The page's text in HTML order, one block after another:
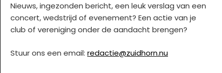
Nieuws, ingezonden bericht, een leuk verslag van een
concert, wedstrijd of evenement? Een actie van je
club of vereniging onder de aandacht brengen?
Stuur ons een email: redactie@zuidhorn.nu